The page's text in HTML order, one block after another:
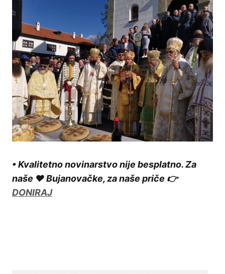
• Kvalitetno novinarstvo nije besplatno. Za
naše ❤️ Bujanovačke, za naše priče 👉
DONIRAJ